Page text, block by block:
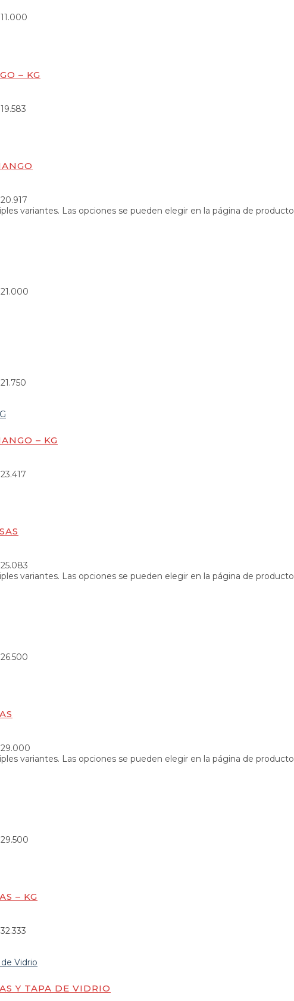
11.000
– KG
19.583
20.917
variantes. Las opciones se pueden elegir en la página de producto
21.000
21.750
– KG
23.417
25.083
variantes. Las opciones se pueden elegir en la página de producto
26.500
29.000
variantes. Las opciones se pueden elegir en la página de producto
29.500
– KG
32.333
Y TAPA DE VIDRIO